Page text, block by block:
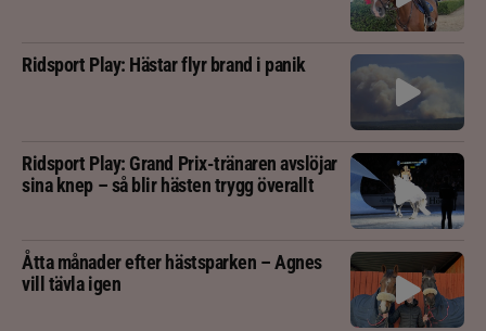
Ridsport Play: Hästar flyr brand i panik
Ridsport Play: Grand Prix-tränaren avslöjar
sina knep – så blir hästen trygg överallt
Åtta månader efter hästsparken – Agnes
vill tävla igen